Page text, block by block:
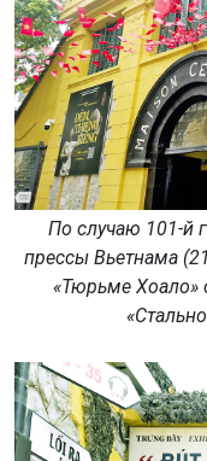
По случаю 101-й
прессы Вьетнама
«Тюрьмe Хоало»